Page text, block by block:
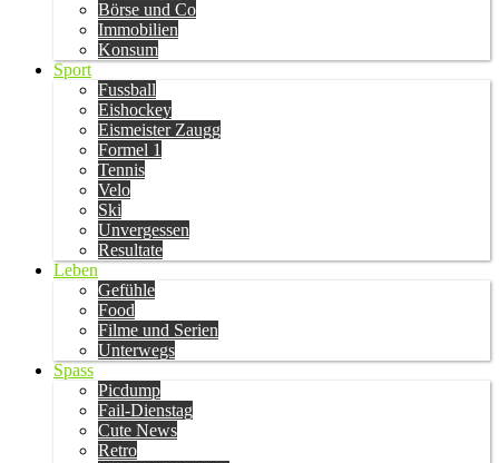
Börse und Co
Immobilien
Konsum
Sport
Fussball
Eishockey
Eismeister Zaugg
Formel 1
Tennis
Velo
Ski
Unvergessen
Resultate
Leben
Gefühle
Food
Filme und Serien
Unterwegs
Spass
Picdump
Fail-Dienstag
Cute News
Retro